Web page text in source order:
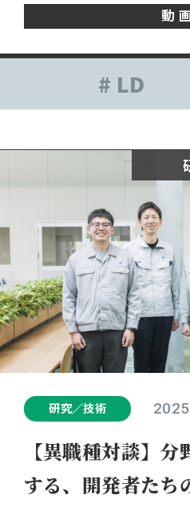
動
# LD
研究／技術
【異職種対談】
する、開発者たち
女性活躍推進プロ
新卒
中途